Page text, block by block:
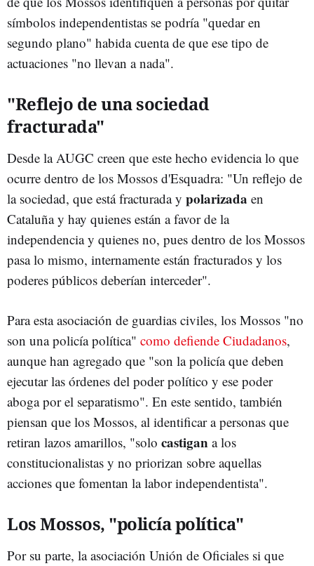
símbolos independentistas se podría "quedar en
segundo plano" habida cuenta de que ese tipo de
actuaciones "no llevan a nada".
"Reflejo de una sociedad
fracturada"
Desde la AUGC creen que este hecho evidencia lo que
ocurre dentro de los Mossos d'Esquadra: "Un reflejo de
la sociedad, que está fracturada y polarizada en
Cataluña y hay quienes están a favor de la
independencia y quienes no, pues dentro de los Mossos
pasa lo mismo, internamente están fracturados y los
poderes públicos deberían interceder".
Para esta asociación de guardias civiles, los Mossos "no
son una policía política" como defiende Ciudadanos,
aunque han agregado que "son la policía que deben
ejecutar las órdenes del poder político y ese poder
aboga por el separatismo". En este sentido, también
piensan que los Mossos, al identificar a personas que
retiran lazos amarillos, "solo castigan a los
constitucionalistas y no priorizan sobre aquellas
acciones que fomentan la labor independentista".
Los Mossos, "policía política"
Por su parte, la asociación Unión de Oficiales si que